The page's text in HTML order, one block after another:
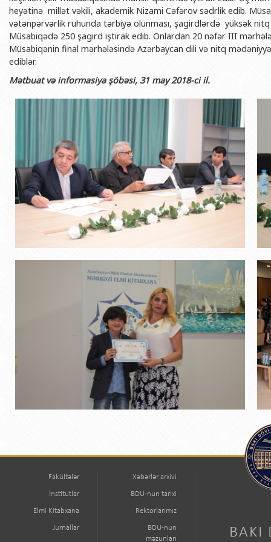
BDU-nun məzunları
Fəxri doktorlarımız
BDU-da təhsil
İnsan resursları və hüquq şöbəsi
Sənədlər və Müraciətlərlə iş
Maliyyə və təminat Departamenti
Mədəniyyət-yaradıcılıq Mərkəzi
İdman-sağlamlıq Mərkəzi
BDU-nun Nəşr Evi
Geologiya fakültəsi
Filologiya fakültəsi
Tarix fakültəsi
Jurnalistika fakültəsi
İnformasiya və
Şərqşünasliq
Sosial elmlər və
Şəxsi
Publik
heyətinə millət vəkili, akademik Nizami Cəfərov sədrlik edib.
vətənpərvərlik ruhunda tərbiyə olunması, şagirdlərdə yüksək
Müsabiqədə 250 şagird iştirak edib. Onlardan 20 nəfər III
Müsabiqənin final mərhələsində Azərbaycan dili və nitq
ediblər.
Mətbuat və informasiya şöbəsi, 31 may 2018-ci il.
Fakültələr
İnstitutlar
Elmi Kitabxana
Jurnallar
Xəbərlər arxivi
BDU-nun tarixi
Rektorlarımız
BDU-nun
məzunları
BAKI